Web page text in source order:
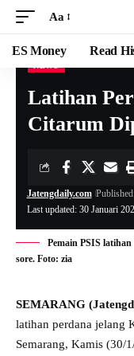
Aa
ES Money Read
Latihan
Citarum
Last updated: 30 Januari
Jatengdaily.com
Pemain PSIS
sore. Foto: zia
SEMARANG
latihan perdana jelang
Semarang, Kamis (30/